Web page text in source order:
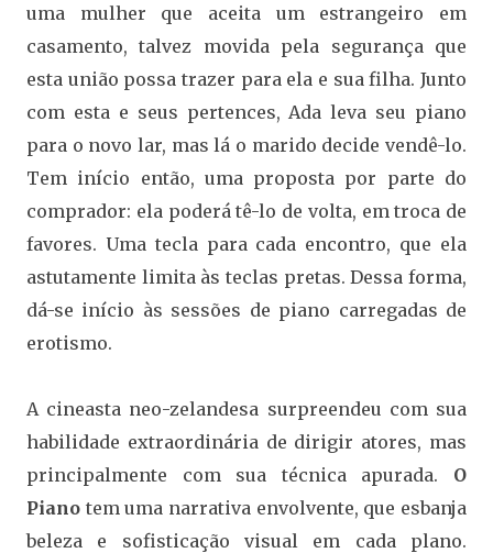
uma mulher que aceita um estrangeiro em
casamento, talvez movida pela segurança que
esta união possa trazer para ela e sua filha. Junto
com esta e seus pertences, Ada leva seu piano
para o novo lar, mas lá o marido decide vendê-lo.
Tem início então, uma proposta por parte do
comprador: ela poderá tê-lo de volta, em troca de
favores. Uma tecla para cada encontro, que ela
astutamente limita às teclas pretas. Dessa forma,
dá-se início às sessões de piano carregadas de
erotismo.
A cineasta neo-zelandesa surpreendeu com sua
habilidade extraordinária de dirigir atores, mas
principalmente com sua técnica apurada. O
Piano tem uma narrativa envolvente, que esbanja
beleza e sofisticação visual em cada plano.